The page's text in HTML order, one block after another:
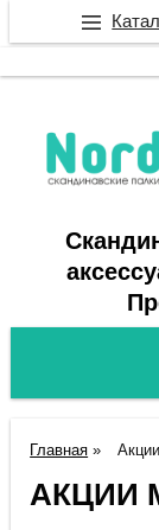
Главная » Акции
АКЦИИ